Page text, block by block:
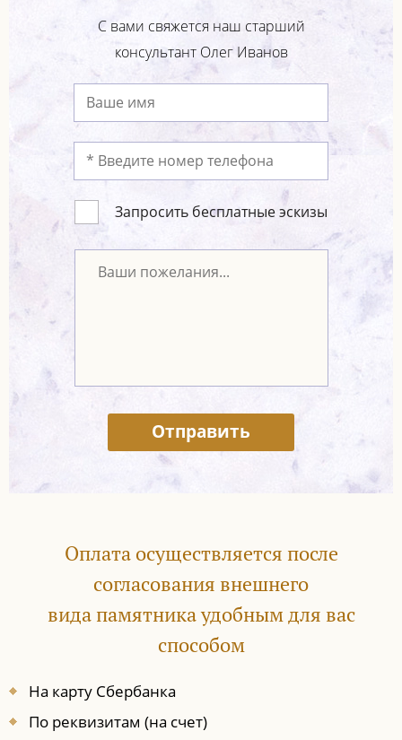
С вами свяжется наш старший
консультант Олег Иванов
Запросить бесплатные эскизы
Отправить
Оплата осуществляется после
согласования внешнего
вида памятника удобным для вас
способом
На карту Сбербанка
По реквизитам (на счет)